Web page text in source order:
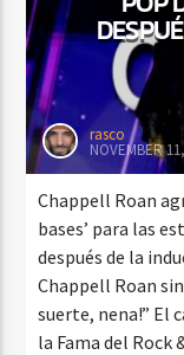
rasco
NOVEMBER
Chappell Roan
bases’ para las
después de la
Chappell Roan sin
suerte, nena!” El
la Fama del